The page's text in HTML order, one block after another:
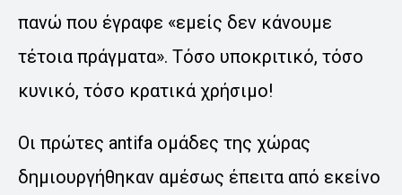
πανώ που έγραφε «εμείς δεν κάνουμε
τέτοια πράγματα». Τόσο υποκριτικό, τόσο
κυνικό, τόσο κρατικά χρήσιμο!
Οι πρώτες antifa ομάδες της χώρας
δημιουργήθηκαν αμέσως έπειτα από εκείνο